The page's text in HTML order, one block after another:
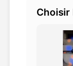
Choisir